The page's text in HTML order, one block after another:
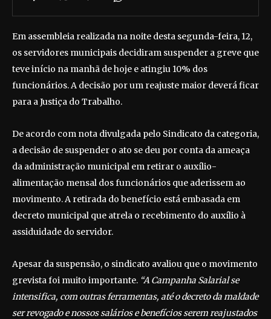
Em assembleia realizada na noite desta segunda-feira, 12,
os servidores municipais decidiram suspender a greve que
teve início na manhã de hoje e atingiu 10% dos
funcionários. A decisão por um reajuste maior deverá ficar
para a Justiça do Trabalho.
De acordo com nota divulgada pelo Sindicato da categoria,
a decisão de suspender o ato se deu por conta da ameaça
da administração municipal em retirar o auxílio-
alimentação mensal dos funcionários que aderissem ao
movimento. A retirada do benefício está embasada em
decreto municipal que atrela o recebimento do auxílio à
assiduidade do servidor.
Apesar da suspensão, o sindicato avaliou que o movimento
grevista foi muito importante. “A Campanha Salarial se
intensifica, com outras ferramentas, até o decreto da maldade
ser revogado e nossos salários e benefícios serem reajustados